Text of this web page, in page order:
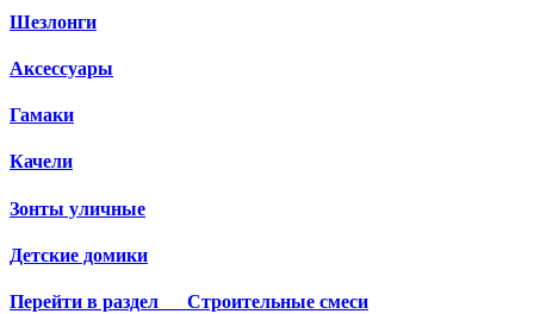
Шезлонги
Аксессуары
Гамаки
Качели
Зонты уличные
Детские домики
Перейти в раздел Строительные смеси